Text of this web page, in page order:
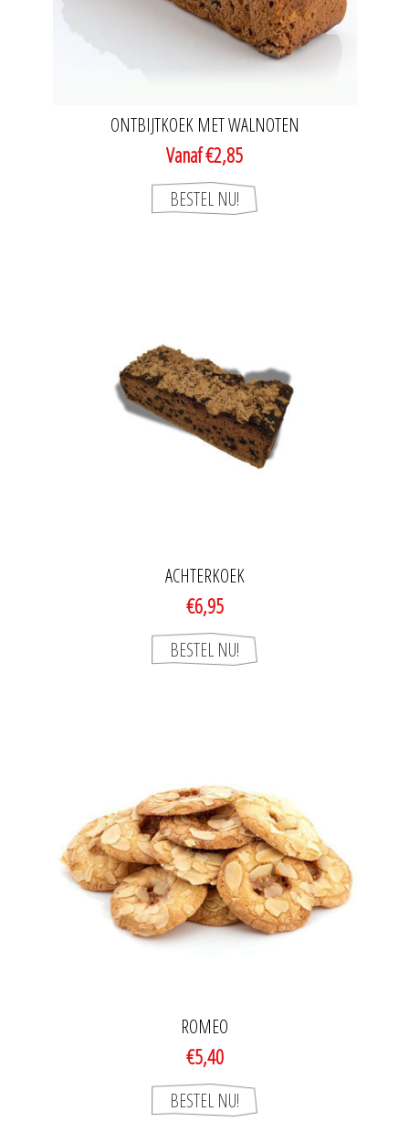
ONTBIJTKOEK MET WALNOTEN
Vanaf €2,85
ACHTERKOEK
€6,95
ROMEO
€5,40